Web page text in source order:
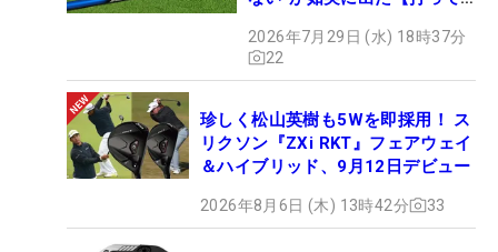
2026年7月29日 (水) 18時37分
22
珍しく松山英樹も5Wを即採用！ ス
リクソン『ZXi RKT』フェアウェイ
＆ハイブリッド、9月12日デビュー
2026年8月6日 (木) 13時42分 33